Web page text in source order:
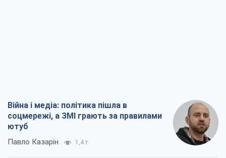
Війна і медіа: політика пішла в
соцмережі, а ЗМІ грають за правилами
ютуб
Павло Казарін 1,4 т.